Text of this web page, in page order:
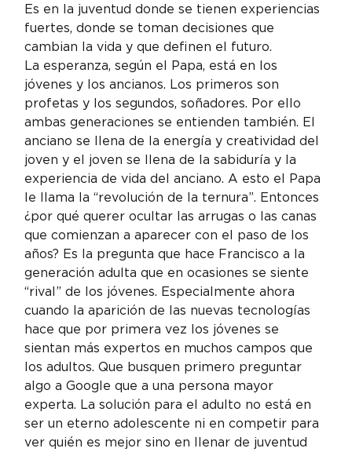
Es en la juventud donde se tienen experiencias
fuertes, donde se toman decisiones que
cambian la vida y que definen el futuro.
La esperanza, según el Papa, está en los
jóvenes y los ancianos. Los primeros son
profetas y los segundos, soñadores. Por ello
ambas generaciones se entienden también. El
anciano se llena de la energía y creatividad del
joven y el joven se llena de la sabiduría y la
experiencia de vida del anciano. A esto el Papa
le llama la “revolución de la ternura”. Entonces
¿por qué querer ocultar las arrugas o las canas
que comienzan a aparecer con el paso de los
años? Es la pregunta que hace Francisco a la
generación adulta que en ocasiones se siente
“rival” de los jóvenes. Especialmente ahora
cuando la aparición de las nuevas tecnologías
hace que por primera vez los jóvenes se
sientan más expertos en muchos campos que
los adultos. Que busquen primero preguntar
algo a Google que a una persona mayor
experta. La solución para el adulto no está en
ser un eterno adolescente ni en competir para
ver quién es mejor sino en llenar de juventud